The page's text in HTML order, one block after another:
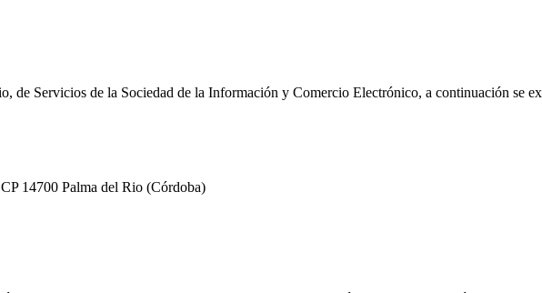
Servicios de la Sociedad de la Información y Comercio Electrónico, a continuación se
14700 Palma del Rio (Córdoba)